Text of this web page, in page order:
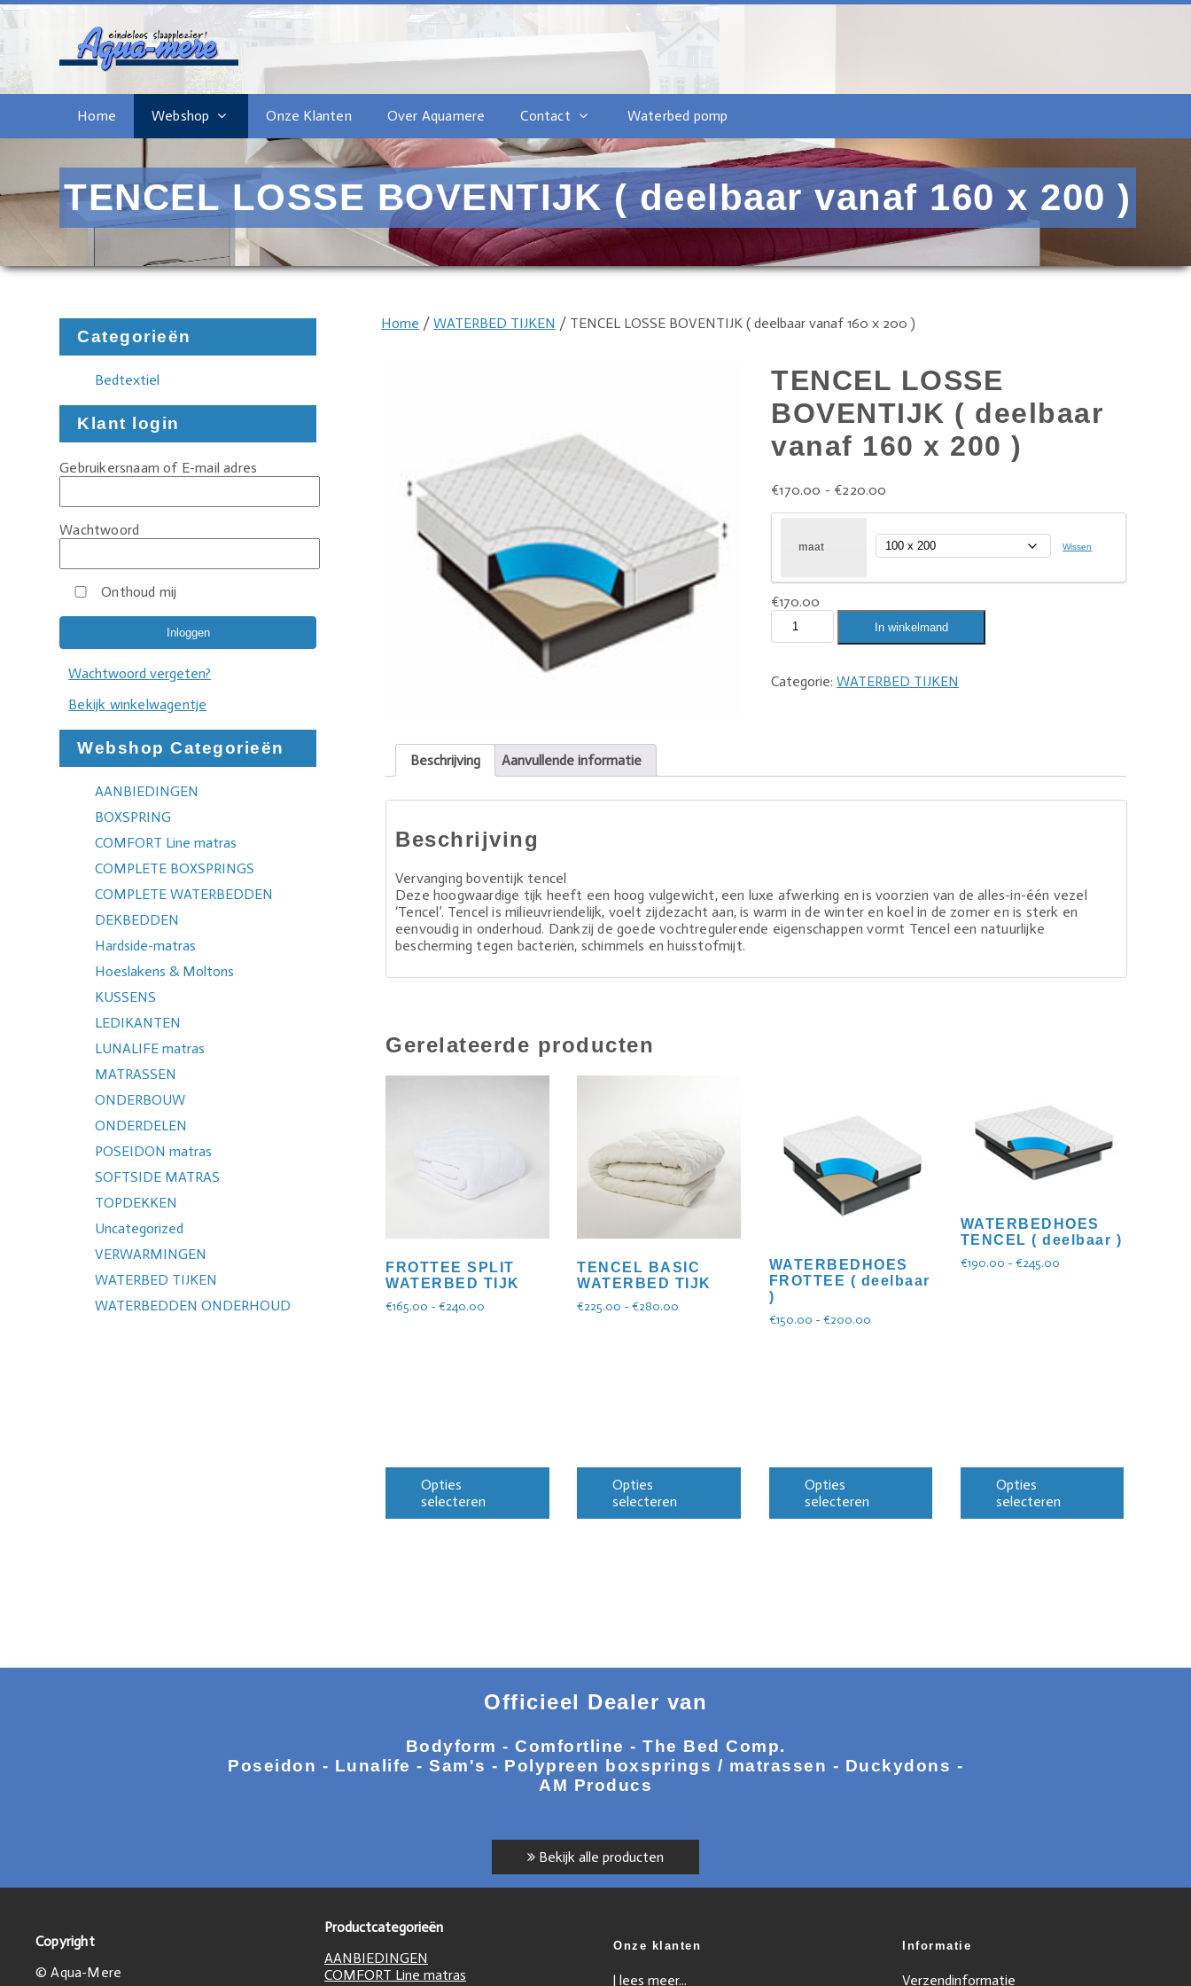
Home Webshop Onze Klanten Over Aquamere Contact Waterbed pomp
TENCEL LOSSE BOVENTIJK ( deelbaar vanaf 160 x 200 )
Categorieën
Bedtextiel
Klant login
Gebruikersnaam of E-mail adres
Wachtwoord
Onthoud mij
Wachtwoord vergeten?
Bekijk winkelwagentje
Webshop Categorieën
AANBIEDINGEN
BOXSPRING
COMFORT Line matras
COMPLETE BOXSPRINGS
COMPLETE WATERBEDDEN
DEKBEDDEN
Hardside-matras
Hoeslakens & Moltons
KUSSENS
LEDIKANTEN
LUNALIFE matras
MATRASSEN
ONDERBOUW
ONDERDELEN
POSEIDON matras
SOFTSIDE MATRAS
TOPDEKKEN
Uncategorized
VERWARMINGEN
WATERBED TIJKEN
WATERBEDDEN ONDERHOUD
Home /WATERBED TIJKEN / TENCEL LOSSE BOVENTIJK ( deelbaar vanaf 160 x 200 )
TENCEL LOSSE
BOVENTIJK ( deelbaar
vanaf 160 x 200 )
€170.00 - €220.00
maat Wissen
€170.00
In winkelmand
Categorie:WATERBED TIJKEN
Beschrijving Aanvullende informatie
Beschrijving
Vervanging boventijk tencel
Deze hoogwaardige tijk heeft een hoog vulgewicht, een luxe afwerking en is voorzien van de alles-in-één vezel
‘Tencel’. Tencel is milieuvriendelijk, voelt zijdezacht aan, is warm in de winter en koel in de zomer en is sterk en
eenvoudig in onderhoud. Dankzij de goede vochtregulerende eigenschappen vormt Tencel een natuurlijke
bescherming tegen bacteriën, schimmels en huisstofmijt.
Gerelateerde producten
FROTTEE SPLIT
WATERBED TIJK
€165.00 - €240.00
Opties
selecteren
TENCEL BASIC
WATERBED TIJK
€225.00 - €280.00
Opties
selecteren
WATERBEDHOES
FROTTEE ( deelbaar
)
€150.00 - €200.00
Opties
selecteren
WATERBEDHOES
TENCEL ( deelbaar )
€190.00 - €245.00
Opties
selecteren
Officieel Dealer van
Bodyform - Comfortline - The Bed Comp.
Poseidon - Lunalife - Sam's - Polypreen boxsprings / matrassen - Duckydons -
AM Producs
Bekijk alle producten
Copyright
© Aqua-Mere
Productcategorieën
AANBIEDINGEN
COMFORT Line matras
Onze klanten
| lees meer...
Informatie
Verzendinformatie